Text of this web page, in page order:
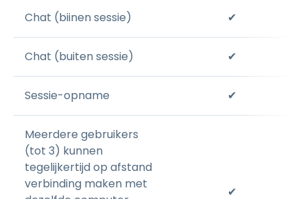
Chat (biinen sessie) ✔
Chat (buiten sessie) ✔
Sessie-opname ✔
Meerdere gebruikers
(tot 3) kunnen
tegelijkertijd op afstand
verbinding maken met
✔